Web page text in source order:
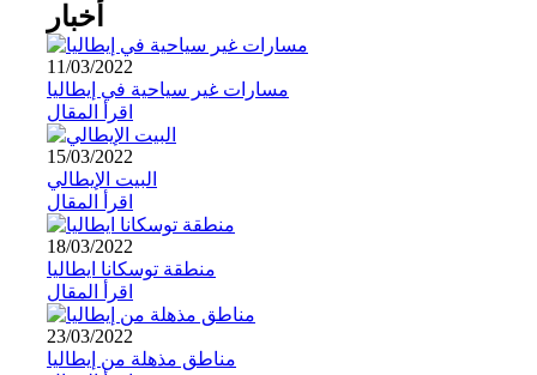
أخبار
11/03/2022
مسارات غير سياحية في إيطاليا
اقرأ المقال
15/03/2022
البيت الإيطالي
اقرأ المقال
18/03/2022
منطقة توسكانا ايطاليا
اقرأ المقال
23/03/2022
مناطق مذهلة من إيطاليا